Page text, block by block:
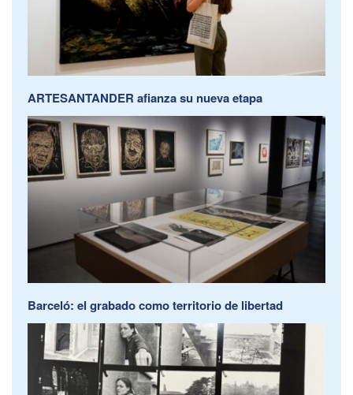
ARTESANTANDER afianza su nueva etapa
Barceló: el grabado como territorio de libertad